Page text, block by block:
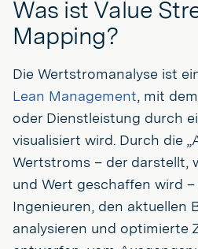
Was ist Value
Mapping?
Die Wertstromanalyse ist
Lean Management, mit
oder Dienstleistung durch
visualisiert wird. Durch die
Wertstroms – der darstellt,
und Wert geschaffen wird
Ingenieuren, den aktuellen
analysieren und optimierte